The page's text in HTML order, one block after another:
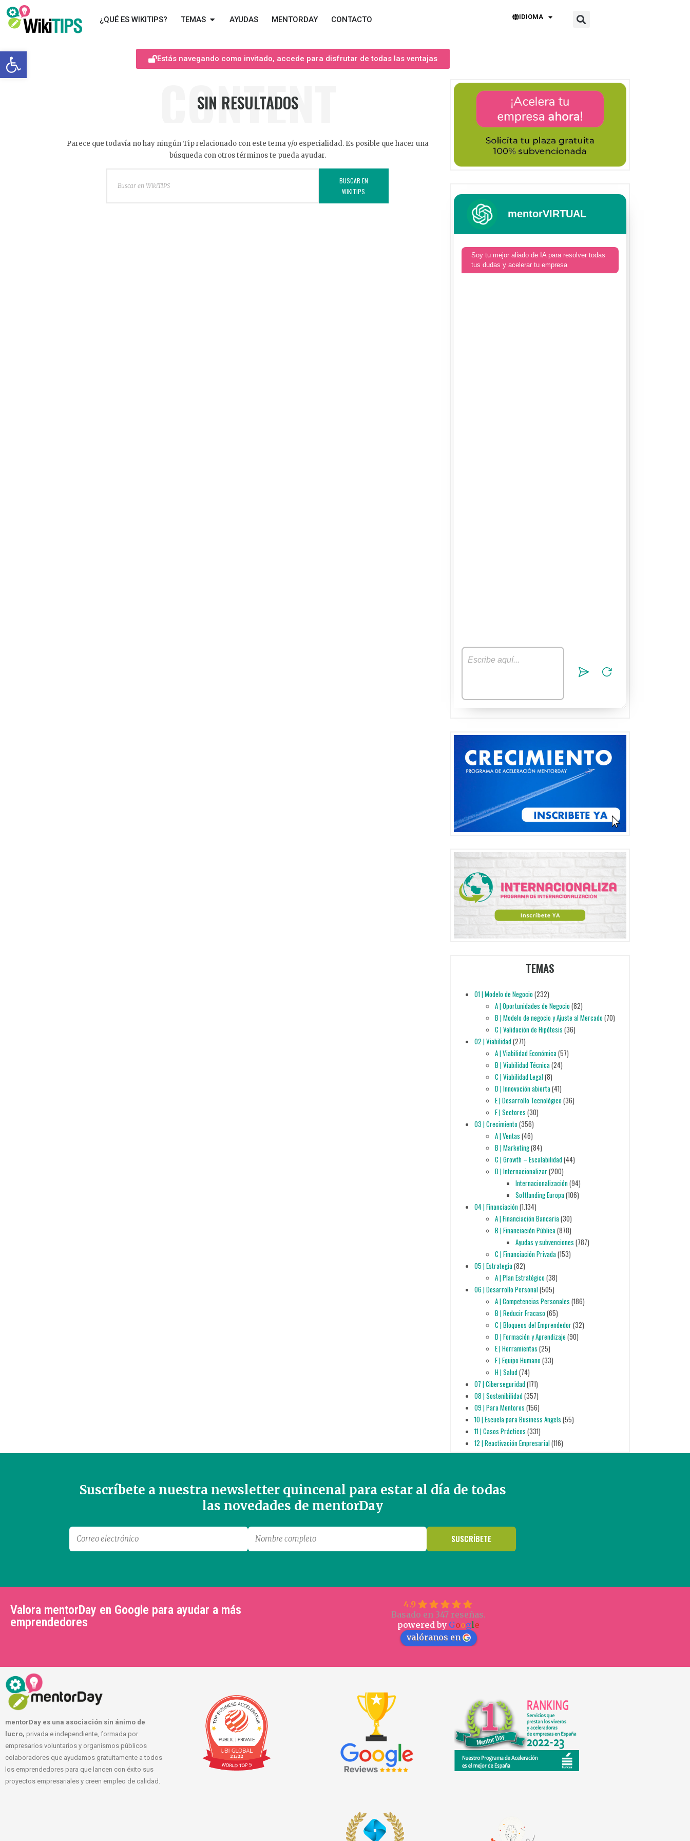
Abrir barra de herramientas
¿QUÉ ES WIKITIPS? TEMAS AYUDAS MENTORDAY CONTACTO IDIOMA
Estás navegando como invitado, accede para disfrutar de todas las ventajas
CONTENT
SIN RESULTADOS
Parece que todavía no hay ningún Tip relacionado con este tema y/o especialidad. Es posible que hacer una
búsqueda con otros términos te pueda ayudar.
BUSCAR EN
WIKITIPS
mentorVIRTUAL
Soy tu mejor aliado de IA para resolver todas
tus dudas y acelerar tu empresa
TEMAS
01 | Modelo de Negocio(232)
A | Oportunidades de Negocio(82)
B | Modelo de negocio y Ajuste al Mercado(70)
C | Validación de Hipótesis (36)
02 | Viabilidad(271)
A | Viabilidad Económica(57)
B | Viabilidad Técnica(24)
C | Viabilidad Legal(8)
D | Innovación abierta(41)
E | Desarrollo Tecnológico(36)
F | Sectores (30)
03 | Crecimiento(356)
A | Ventas (46)
B | Marketing(84)
C | Growth – Escalabilidad(44)
D | Internacionalizar(200)
Internacionalización(94)
Softlanding Europa(106)
04 | Financiación(1.134)
A | Financiación Bancaria(30)
B | Financiación Pública(878)
Ayudas y subvenciones (787)
C | Financiación Privada(153)
05 | Estrategia(82)
A | Plan Estratégico(38)
06 | Desarrollo Personal(505)
A | Competencias Personales (186)
B | Reducir Fracaso(65)
C | Bloqueos del Emprendedor(32)
D | Formación y Aprendizaje (90)
E | Herramientas (25)
F | Equipo Humano(33)
H | Salud(74)
07 | Ciberseguridad(171)
08 | Sostenibilidad(357)
09 | Para Mentores (156)
10 | Escuela para Business Angels (55)
11 | Casos Prácticos (331)
12 | Reactivación Empresarial(116)
Suscríbete a nuestra newsletter quincenal para estar al día de todas
las novedades de mentorDay
Valora mentorDay en Google para ayudar a más
emprendedores
4.9
Basado en 347 reseñas.
powered by Google
valóranos en
mentorDay es una asociación sin ánimo de
lucro, privada e independiente, formada por
empresarios voluntarios y organismos públicos
colaboradores que ayudamos gratuitamente a todos
los emprendedores para que lancen con éxito sus
proyectos empresariales y creen empleo de calidad.